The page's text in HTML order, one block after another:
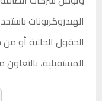
الهيدروكربونات
الحقول الحالية أو
المستقبلية،